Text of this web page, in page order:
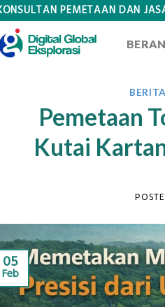
PEMETAAN DAN
Pemetaan
Kutai
05
Feb